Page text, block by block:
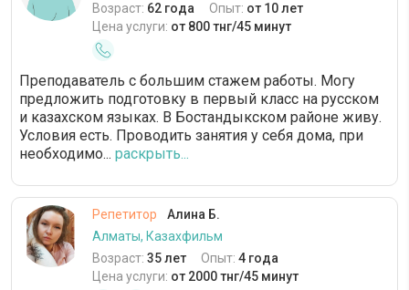
Возраст: 62 года Опыт: от 10 лет
Цена услуги: от 800 тнг/45 минут
Преподаватель с большим стажем работы. Могу
предложить подготовку в первый класс на русском
и казахском языках. В Бостандыкском районе живу.
Условия есть. Проводить занятия у себя дома, при
необходимо... раскрыть...
Репетитор
Алина Б.
Алматы, Казахфильм
Возраст: 35 лет Опыт: 4 года
Цена услуги: от 2000 тнг/45 минут